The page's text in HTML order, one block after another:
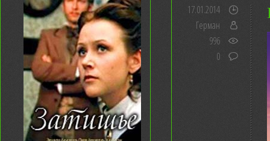
17.01.2014
Герман
996
0